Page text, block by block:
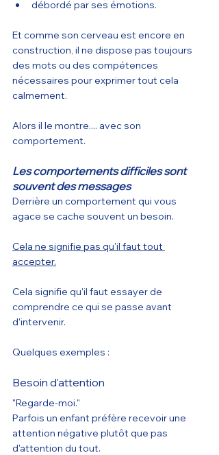
débordé par ses émotions.
Et comme son cerveau est encore en
construction, il ne dispose pas toujours
des mots ou des compétences
nécessaires pour exprimer tout cela
calmement.
Alors il le montre.... avec son
comportement.
Les comportements difficiles sont
souvent des messages
Derrière un comportement qui vous
agace se cache souvent un besoin.
Cela ne signifie pas qu'il faut tout
accepter.
Cela signifie qu'il faut essayer de
comprendre ce qui se passe avant
d'intervenir.
Quelques exemples :
Besoin d'attention
"Regarde-moi."
Parfois un enfant préfère recevoir une
attention négative plutôt que pas
d'attention du tout.